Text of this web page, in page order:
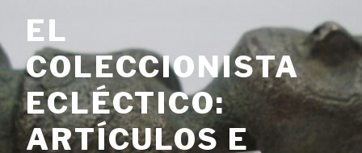
contenido
EL
COLECCIONISTA
ECLÉCTICO:
ARTÍCULOS E